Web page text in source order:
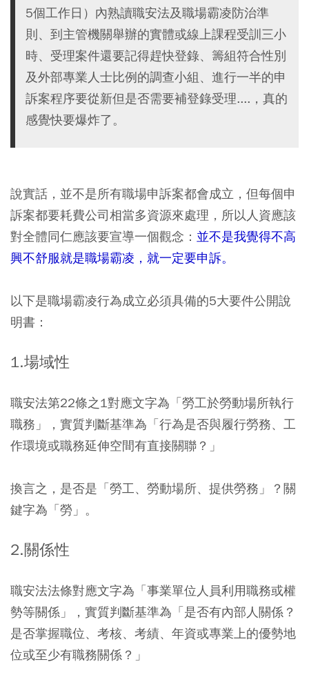
5個工作日）內熟讀職安法及職場霸凌防治準
則、到主管機關舉辦的實體或線上課程受訓三小
時、受理案件還要記得趕快登錄、籌組符合性別
及外部專業人士比例的調查小組、進行一半的申
訴案程序要從新但是否需要補登錄受理....，真的
感覺快要爆炸了。
說實話，並不是所有職場申訴案都會成立，但每個申
訴案都要耗費公司相當多資源來處理，所以人資應該
對全體同仁應該要宣導一個觀念： 並不是我覺得不高
興不舒服就是職場霸凌，就一定要申訴。
以下是職場霸凌行為成立必須具備的5大要件公開說
明書：
1.場域性
職安法第22條之1對應文字為「勞工於勞動場所執行
職務」，實質判斷基準為「行為是否與履行勞務、工
作環境或職務延伸空間有直接關聯？」
換言之，是否是「勞工、勞動場所、提供勞務」？關
鍵字為「勞」。
2.關係性
職安法法條對應文字為「事業單位人員利用職務或權
勢等關係」，實質判斷基準為「是否有內部人關係？
是否掌握職位、考核、考績、年資或專業上的優勢地
位或至少有職務關係？」